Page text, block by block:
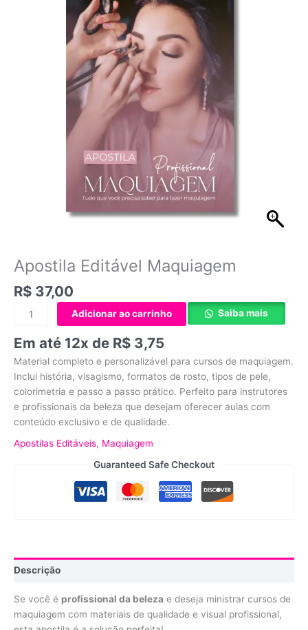
Apostila Editável Maquiagem
R$ 37,00
Adicionar ao carrinho Saiba mais
Em até 12x de R$ 3,75
Material completo e personalizável para cursos de maquiagem.
Inclui história, visagismo, formatos de rosto, tipos de pele,
colorimetria e passo a passo prático. Perfeito para instrutores
e profissionais da beleza que desejam oferecer aulas com
conteúdo exclusivo e de qualidade.
Apostilas Editáveis, Maquiagem
Guaranteed Safe Checkout
Descrição
Se você é profissional da beleza e deseja ministrar cursos de
maquiagem com materiais de qualidade e visual profissional,